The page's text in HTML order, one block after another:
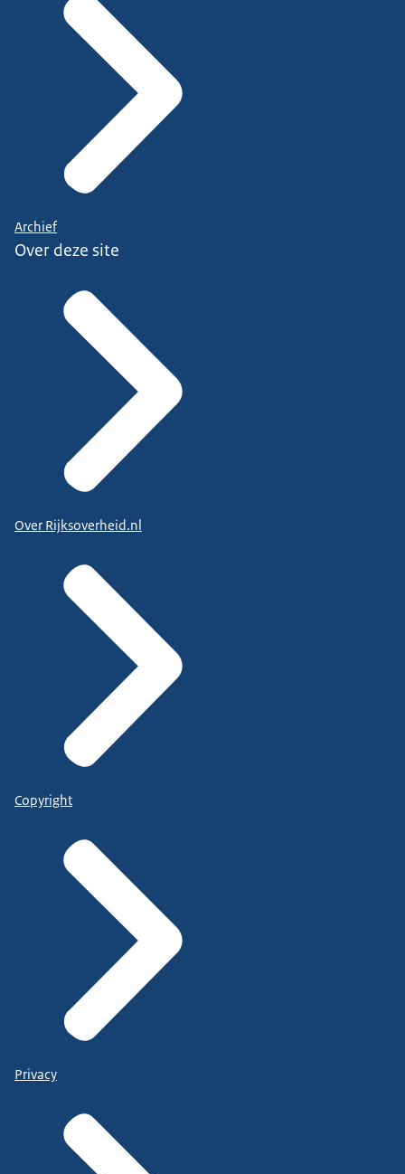
Archief
Over deze site
Over Rijksoverheid.nl
Copyright
Privacy